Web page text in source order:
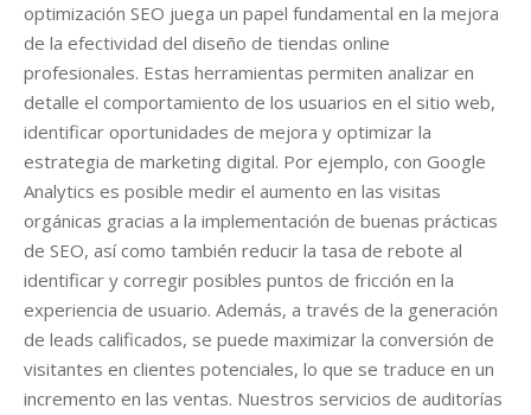
optimización SEO juega un papel fundamental en la mejora
de la efectividad del diseño de tiendas online
profesionales. Estas herramientas permiten analizar en
detalle el comportamiento de los usuarios en el sitio web,
identificar oportunidades de mejora y optimizar la
estrategia de marketing digital. Por ejemplo, con Google
Analytics es posible medir el aumento en las visitas
orgánicas gracias a la implementación de buenas prácticas
de SEO, así como también reducir la tasa de rebote al
identificar y corregir posibles puntos de fricción en la
experiencia de usuario. Además, a través de la generación
de leads calificados, se puede maximizar la conversión de
visitantes en clientes potenciales, lo que se traduce en un
incremento en las ventas. Nuestros servicios de auditorías